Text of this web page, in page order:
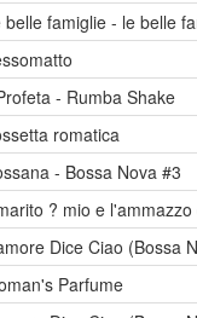
belle famiglie - le belle
- Rumba Shake
romatica
- Bossa Nova #3
? mio e
Dice Ciao (Bossa
Parfume